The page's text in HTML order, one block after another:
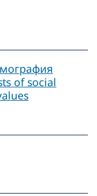
of social